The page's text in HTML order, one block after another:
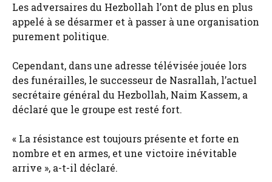
Les adversaires du Hezbollah l’ont de plus en plus
appelé à se désarmer et à passer à une organisation
purement politique.
Cependant, dans une adresse télévisée jouée lors
des funérailles, le successeur de Nasrallah, l’actuel
secrétaire général du Hezbollah, Naim Kassem, a
déclaré que le groupe est resté fort.
« La résistance est toujours présente et forte en
nombre et en armes, et une victoire inévitable
arrive », a-t-il déclaré.